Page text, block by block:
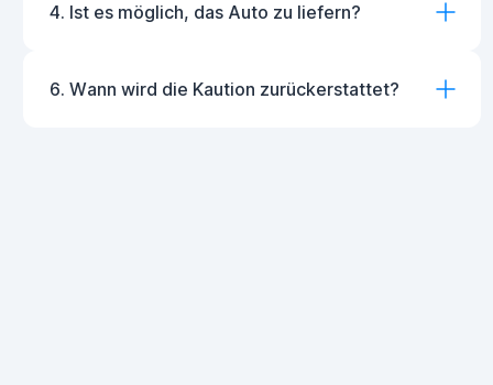
4. Ist es möglich, das Auto zu liefern?
6. Wann wird die Kaution zurückerstattet?